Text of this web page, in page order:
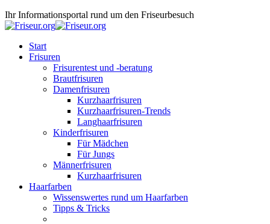
Ihr Informationsportal rund um den Friseurbesuch
Start
Frisuren
Frisurentest und -beratung
Brautfrisuren
Damenfrisuren
Kurzhaarfrisuren
Kurzhaarfrisuren-Trends
Langhaarfrisuren
Kinderfrisuren
Für Mädchen
Für Jungs
Männerfrisuren
Kurzhaarfrisuren
Haarfarben
Wissenswertes rund um Haarfarben
Tipps & Tricks